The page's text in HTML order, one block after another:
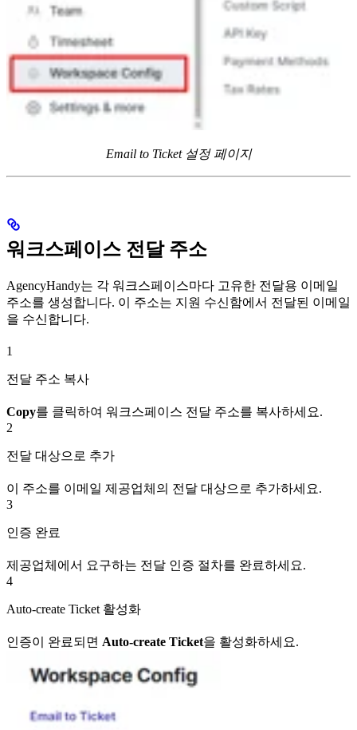
Email to Ticket 설정 페이지
워크스페이스 전달 주소
AgencyHandy는 각 워크스페이스마다 고유한 전달용 이메일
주소를 생성합니다. 이 주소는 지원 수신함에서 전달된 이메일
을 수신합니다.
1
전달 주소 복사
Copy를 클릭하여 워크스페이스 전달 주소를 복사하세요.
2
전달 대상으로 추가
이 주소를 이메일 제공업체의 전달 대상으로 추가하세요.
3
인증 완료
제공업체에서 요구하는 전달 인증 절차를 완료하세요.
4
Auto-create Ticket 활성화
인증이 완료되면 Auto-create Ticket을 활성화하세요.